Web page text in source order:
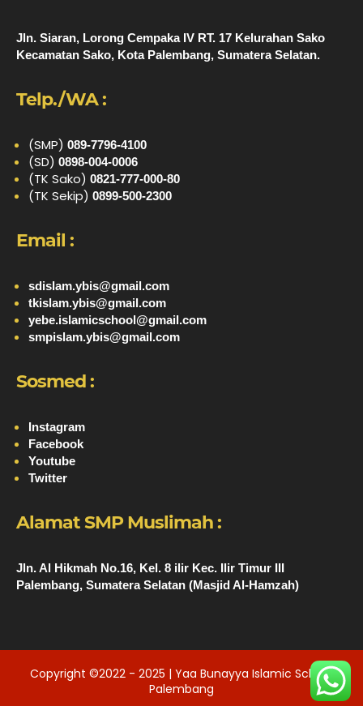
Jln. Siaran, Lorong Cempaka IV RT. 17 Kelurahan Sako
Kecamatan Sako, Kota Palembang, Sumatera Selatan.
Telp./WA :
(SMP) 089-7796-4100
(SD) 0898-004-0006
(TK Sako) 0821-777-000-80
(TK Sekip) 0899-500-2300
Email :
sdislam.ybis@gmail.com
tkislam.ybis@gmail.com
yebe.islamicschool@gmail.com
smpislam.ybis@gmail.com
Sosmed :
Instagram
Facebook
Youtube
Twitter
Alamat SMP Muslimah :
Jln. Al Hikmah No.16, Kel. 8 ilir Kec. Ilir Timur III
Palembang, Sumatera Selatan (Masjid Al-Hamzah)
Copyright ©2022 - 2025 | Yaa Bunayya Islamic School
Palembang